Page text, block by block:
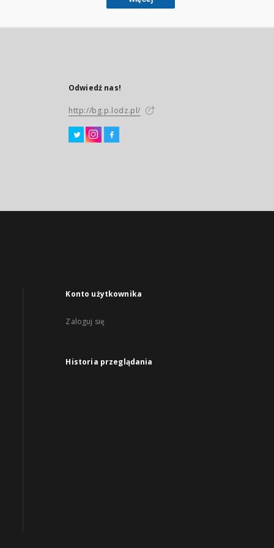
Odwiedź nas!
http://bg.p.lodz.pl/
Konto użytkownika
Zaloguj się
Historia przeglądania